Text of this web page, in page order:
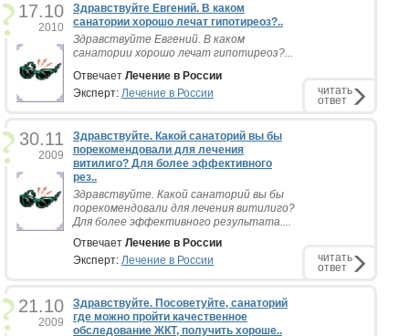
17.10
2010
Здравствуйте Евгений. В каком
санатории хорошо лечат гипотиреоз?..
Здравствуйте Евгений. В каком
санатории хорошо лечат гипотиреоз?...
Отвечает Лечение в России
Эксперт: Лечение в России читать
ответ
30.11
2009
Здравствуйте. Какой санаторий вы бы
порекомендовали для лечения
витилиго? Для более эффективного
рез..
Здравствуйте. Какой санаторий вы бы
порекомендовали для лечения витилиго?
Для более эффективного результата....
Отвечает Лечение в России
Эксперт: Лечение в России читать
ответ
21.10
2009
Здравствуйте. Посоветуйте, санаторий
где можно пройти качественное
обследование ЖКТ, получить хороше..